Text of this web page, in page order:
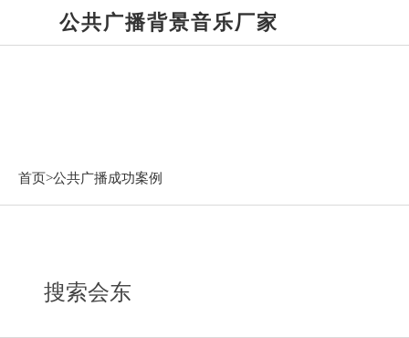
公共广播背景音乐厂家
首页>公共广播成功案例
搜索会东